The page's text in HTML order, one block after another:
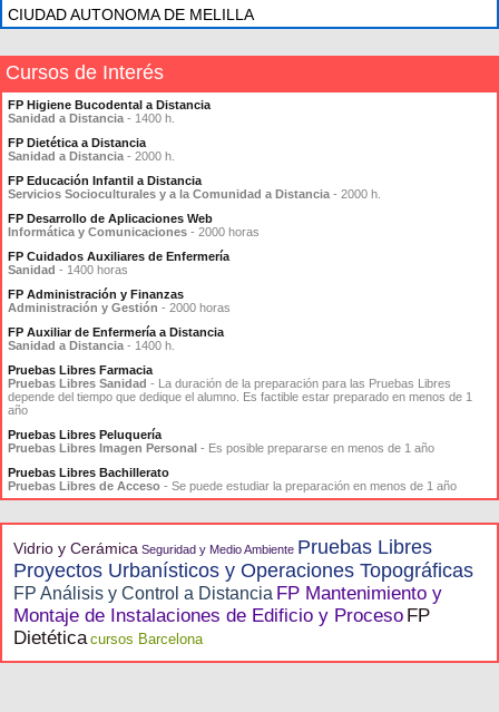
CIUDAD AUTONOMA DE MELILLA
Cursos de Interés
FP Higiene Bucodental a Distancia
Sanidad a Distancia - 1400 h.
FP Dietética a Distancia
Sanidad a Distancia - 2000 h.
FP Educación Infantil a Distancia
Servicios Socioculturales y a la Comunidad a Distancia - 2000 h.
FP Desarrollo de Aplicaciones Web
Informática y Comunicaciones - 2000 horas
FP Cuidados Auxiliares de Enfermería
Sanidad - 1400 horas
FP Administración y Finanzas
Administración y Gestión - 2000 horas
FP Auxiliar de Enfermería a Distancia
Sanidad a Distancia - 1400 h.
Pruebas Libres Farmacia
Pruebas Libres Sanidad - La duración de la preparación para las Pruebas Libres
depende del tiempo que dedique el alumno. Es factible estar preparado en menos de 1
año
Pruebas Libres Peluquería
Pruebas Libres Imagen Personal - Es posible prepararse en menos de 1 año
Pruebas Libres Bachillerato
Pruebas Libres de Acceso - Se puede estudiar la preparación en menos de 1 año
Vidrio y Cerámica Seguridad y Medio Ambiente Pruebas Libres
Proyectos Urbanísticos y Operaciones Topográficas
FP Análisis y Control a Distancia FP Mantenimiento y
Montaje de Instalaciones de Edificio y Proceso FP
Dietética cursos Barcelona